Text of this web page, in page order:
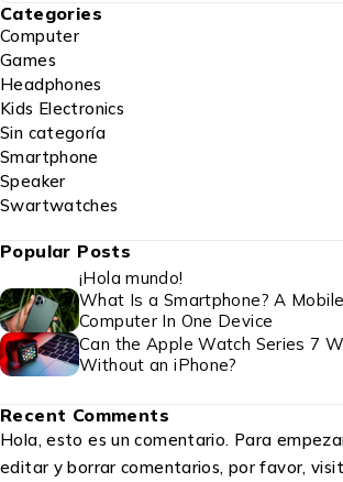
Categories
Computer
Games
Headphones
Kids Electronics
Sin categoría
Smartphone
Speaker
Swartwatches
Popular Posts
¡Hola mundo!
What Is a Smartphone? A
Computer In One Device
Can the Apple Watch Series 7
Without an iPhone?
Recent Comments
Hola, esto es un comentario. Para
editar y borrar comentarios, por favor,